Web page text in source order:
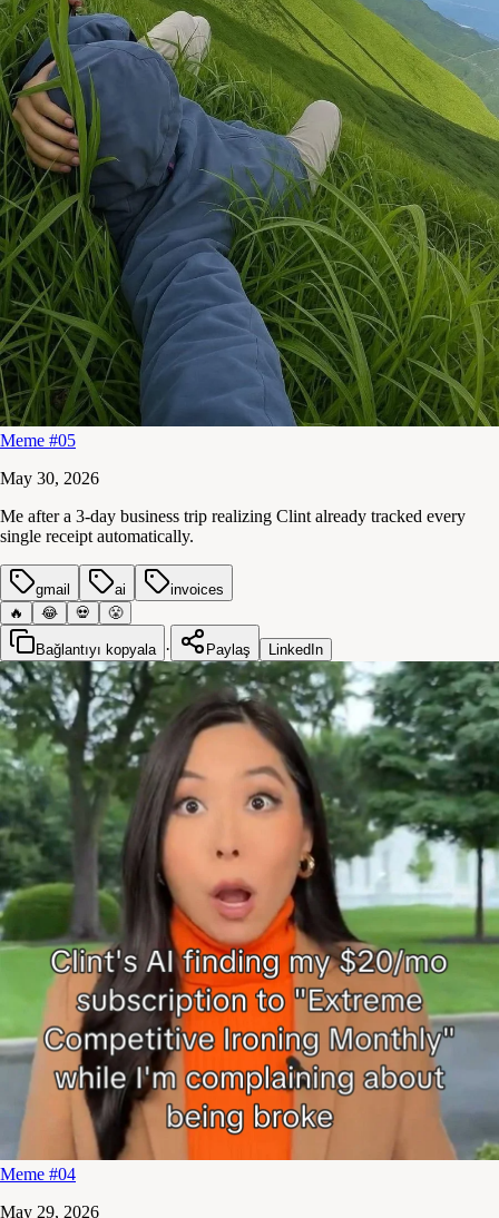
Meme #05
May 30, 2026
Me after a 3-day business trip realizing Clint already tracked every
single receipt automatically.
gmail ai
invoices
🔥
😂 💀 😤
Bağlantıyı kopyala · Paylaş LinkedIn
Meme #04
May 29, 2026